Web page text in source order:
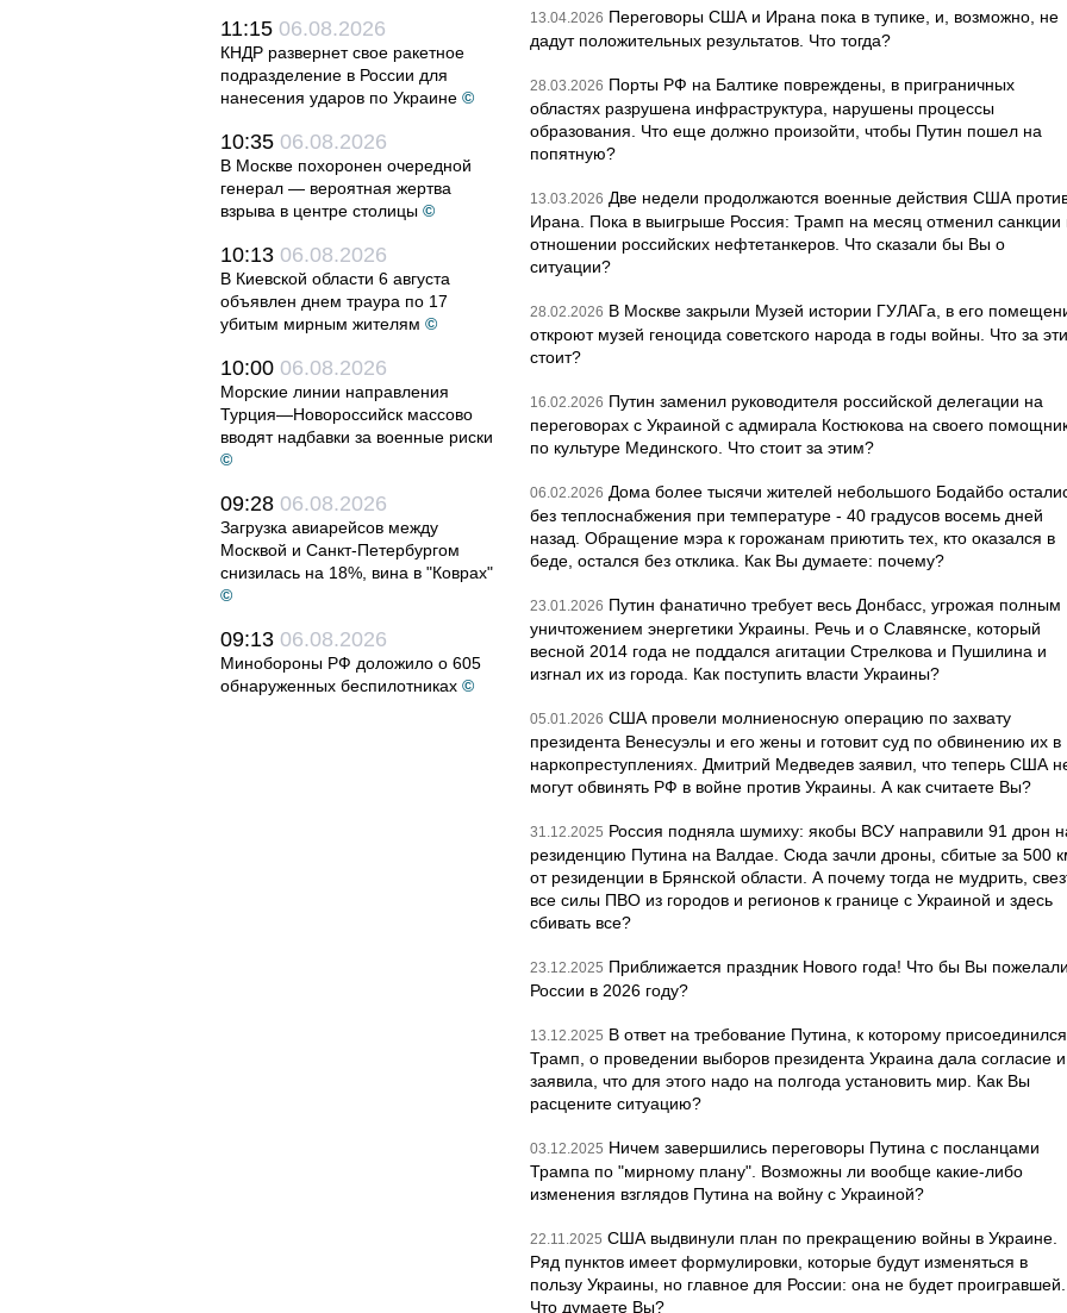
11:15 06.08.2026
КНДР развернет свое ракетное
подразделение в России для
нанесения ударов по Украине ©
10:35 06.08.2026
В Москве похоронен очередной
генерал — вероятная жертва
взрыва в центре столицы ©
10:13 06.08.2026
В Киевской области 6 августа
объявлен днем траура по 17
убитым мирным жителям ©
10:00 06.08.2026
Морские линии направления
Турция—Новороссийск массово
вводят надбавки за военные риски
©
09:28 06.08.2026
Загрузка авиарейсов между
Москвой и Санкт-Петербургом
снизилась на 18%, вина в "Коврах"
©
09:13 06.08.2026
Минобороны РФ доложило о 605
обнаруженных беспилотниках ©
13.04.2026 Переговоры США и Ирана пока в тупике, и, возможно, не
дадут положительных результатов. Что тогда?
28.03.2026 Порты РФ на Балтике повреждены, в приграничных
областях разрушена инфраструктура, нарушены процессы
образования. Что еще должно произойти, чтобы Путин пошел на
попятную?
13.03.2026 Две недели продолжаются военные действия США
Ирана. Пока в выигрыше Россия: Трамп на месяц отменил санкции
отношении российских нефтетанкеров. Что сказали бы Вы о
ситуации?
28.02.2026 В Москве закрыли Музей истории ГУЛАГа, в его
откроют музей геноцида советского народа в годы войны. Что за
стоит?
16.02.2026 Путин заменил руководителя российской делегации на
переговорах с Украиной с адмирала Костюкова на своего
по культуре Мединского. Что стоит за этим?
06.02.2026 Дома более тысячи жителей небольшого Бодайбо
без теплоснабжения при температуре - 40 градусов восемь дней
назад. Обращение мэра к горожанам приютить тех, кто оказался в
беде, остался без отклика. Как Вы думаете: почему?
23.01.2026 Путин фанатично требует весь Донбасс, угрожая полным
уничтожением энергетики Украины. Речь и о Славянске, который
весной 2014 года не поддался агитации Стрелкова и Пушилина и
изгнал их из города. Как поступить власти Украины?
05.01.2026 США провели молниеносную операцию по захвату
президента Венесуэлы и его жены и готовит суд по обвинению их в
наркопреступлениях. Дмитрий Медведев заявил, что теперь США
могут обвинять РФ в войне против Украины. А как считаете Вы?
31.12.2025 Россия подняла шумиху: якобы ВСУ направили 91 дрон
резиденцию Путина на Валдае. Сюда зачли дроны, сбитые за 500
от резиденции в Брянской области. А почему тогда не мудрить,
все силы ПВО из городов и регионов к границе с Украиной и здесь
сбивать все?
23.12.2025 Приближается праздник Нового года! Что бы Вы пожелали
России в 2026 году?
13.12.2025 В ответ на требование Путина, к которому присоединился
Трамп, о проведении выборов президента Украина дала согласие и
заявила, что для этого надо на полгода установить мир. Как Вы
расцените ситуацию?
03.12.2025 Ничем завершились переговоры Путина с посланцами
Трампа по "мирному плану". Возможны ли вообще какие-либо
изменения взглядов Путина на войну с Украиной?
22.11.2025 США выдвинули план по прекращению войны в Украине.
Ряд пунктов имеет формулировки, которые будут изменяться в
пользу Украины, но главное для России: она не будет проигравшей.
Что думаете Вы?